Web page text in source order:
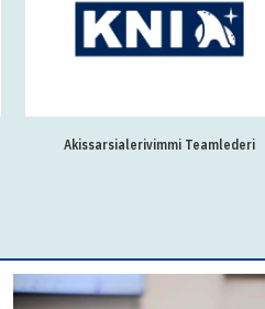
Akissarsialerivimmi Teamlederi